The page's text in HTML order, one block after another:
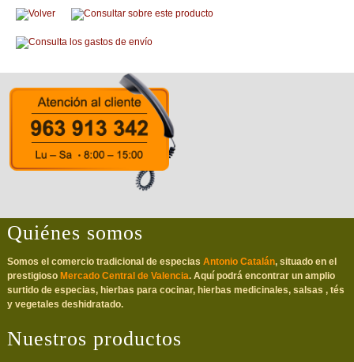
Quiénes somos
Somos el comercio tradicional de especias Antonio Catalán, situado en el
prestigioso Mercado Central de Valencia. Aquí podrá encontrar un amplio
surtido de especias, hierbas para cocinar, hierbas medicinales, salsas , tés
y vegetales deshidratado.
Nuestros productos